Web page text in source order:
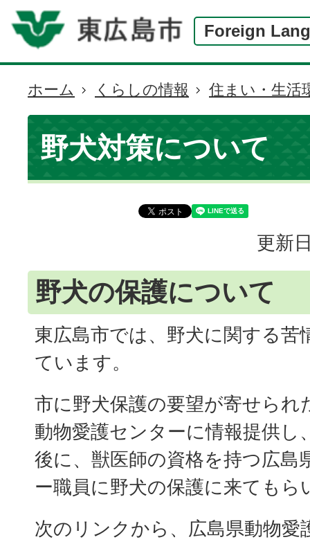
Foreign
現
在
の
位
置
ホーム くらしの情報 住まい・生活
野犬対策について
更新
野犬の保護について
東広島市では、野犬に関する苦
ています。
市に野犬保護の要望が寄せられ
動物愛護センターに情報提供し
後に、獣医師の資格を持つ広島
ー職員に野犬の保護に来てもら
次のリンクから、広島県動物愛